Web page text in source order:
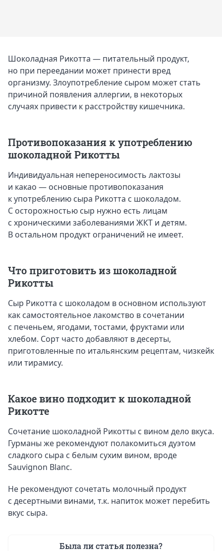
Шоколадная Рикотта — питательный продукт,
но при переедании может принести вред
организму. Злоупотребление сыром может стать
причиной появления аллергии, в некоторых
случаях привести к расстройству кишечника.
Противопоказания к употреблению
шоколадной Рикотты
Индивидуальная непереносимость лактозы
и какао — основные противопоказания
к употреблению сыра Рикотта с шоколадом.
С осторожностью сыр нужно есть лицам
с хроническими заболеваниями ЖКТ и детям.
В остальном продукт ограничений не имеет.
Что приготовить из шоколадной
Рикотты
Сыр Рикотта с шоколадом в основном используют
как самостоятельное лакомство в сочетании
с печеньем, ягодами, тостами, фруктами или
хлебом. Сорт часто добавляют в десерты,
приготовленные по итальянским рецептам, чизкейк
или тирамису.
Какое вино подходит к шоколадной
Рикотте
Сочетание шоколадной Рикотты с вином дело вкуса.
Гурманы же рекомендуют полакомиться дуэтом
сладкого сыра с белым сухим вином, вроде
Sauvignon Blanc.
Не рекомендуют сочетать молочный продукт
с десертными винами, т.к. напиток может перебить
вкус сыра.
Была ли статья полезна?